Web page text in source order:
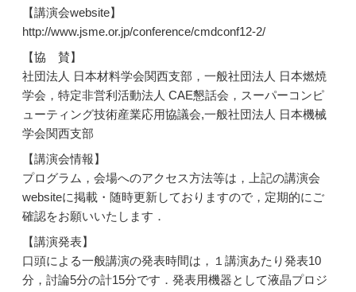
【講演会website】
http://www.jsme.or.jp/conference/cmdconf12-2/
【協 賛】
社団法人 日本材料学会関西支部，一般社団法人 日本燃焼
学会，特定非営利活動法人 CAE懇話会，スーパーコンピ
ューティング技術産業応用協議会,一般社団法人 日本機械
学会関西支部
【講演会情報】
プログラム，会場へのアクセス方法等は，上記の講演会
websiteに掲載・随時更新しておりますので，定期的にご
確認をお願いいたします．
【講演発表】
口頭による一般講演の発表時間は，１講演あたり発表10
分，討論5分の計15分です．発表用機器として液晶プロジ